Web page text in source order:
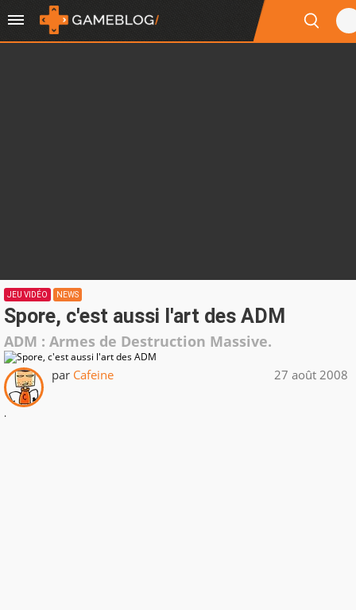
JEU VIDÉO NEWS
Spore, c'est aussi l'art des ADM
ADM : Armes de Destruction Massive.
par Cafeine 27 août 2008
.